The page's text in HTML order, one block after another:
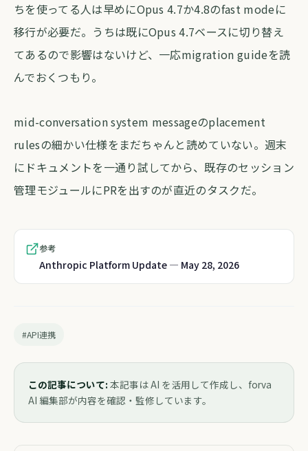
ちを使ってる人は早めにOpus 4.7か4.8のfast modeに
移行が必要だ。うちは既にOpus 4.7ベースに切り替え
てあるので影響はないけど、一応migration guideを読
んでおくつもり。
mid-conversation system messageのplacement
rulesの細かい仕様をまだちゃんと読めていない。週末
にドキュメントを一通り試してから、既存のセッション
管理モジュールにPRを出すのが直近のタスクだ。
参考
Anthropic Platform Update — May 28, 2026
#API連携
この記事について: 本記事は AI を活用して作成し、forva
AI 編集部が内容を確認・監修しています。